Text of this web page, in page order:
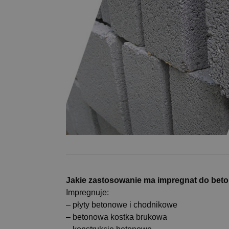
Jakie zastosowanie ma impregnat do
Impregnuje:
– płyty betonowe i chodnikowe
– betonowa kostka brukowa